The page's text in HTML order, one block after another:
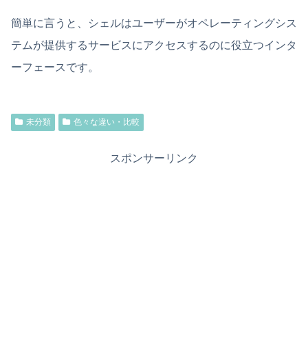
簡単に言うと、シェルはユーザーがオペレーティングシス
テムが提供するサービスにアクセスするのに役立つインタ
ーフェースです。
未分類 色々な違い・比較
スポンサーリンク